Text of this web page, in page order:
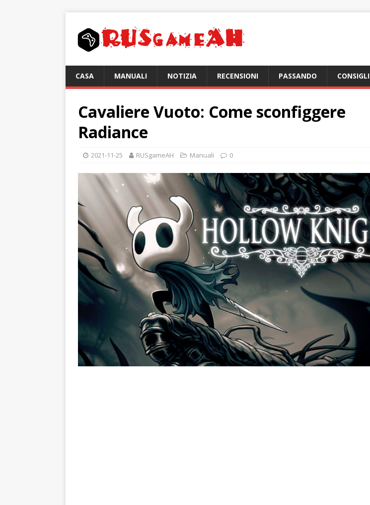
CASA MANUALI NOTIZIA RECENSIONI PASSANDO CONSIGLI
Cavaliere Vuoto: Come sconfiggere
Radiance
2021-11-25 RUSgameAH Manuali 0